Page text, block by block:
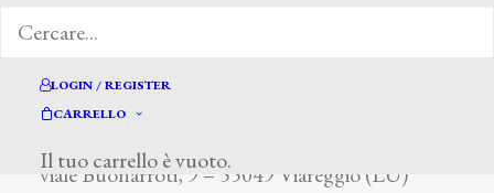
LOGIN / REGISTER
CARRELLO
Il tuo carrello è vuoto.
viale Buonarroti, 9 – 55049 Viareggio (LU)